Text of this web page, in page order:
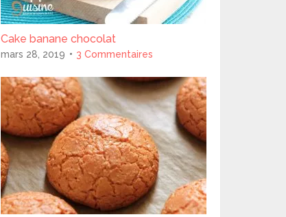
Cake banane chocolat
mars 28, 2019 3 Commentaires